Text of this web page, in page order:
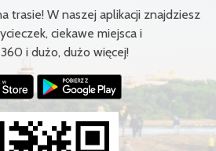
trasie! W naszej aplikacji znajdziesz
ciekawe miejsca i
i dużo, dużo więcej!